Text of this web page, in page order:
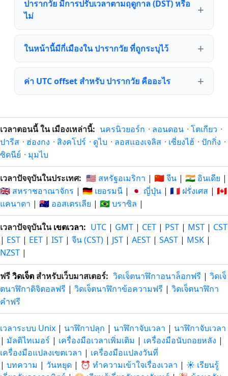
ปารากวัย มีการปรับเวลาตามฤดูกาล (DST) หรือ
ไม่
ในหน้านี้มีกี่เมืองใน ปารากวัย ที่ถูกระบุไว้
ค่า UTC offset สำหรับ ปารากวัย คืออะไร
เวลาตอนนี้ ใน เมืองเหล่านี้: นครนิวยอร์ก · ลอนดอน · โตเกียว ·
ปารีส · ฮ่องกง · สิงคโปร์ · ดูไบ · ลอสแองเจลิส · เซี่ยงไฮ้ · ปักกิ่ง ·
ซิดนีย์ · มุมไบ
เวลาปัจจุบันในประเทศ: 🇺🇸 สหรัฐอเมริกา | 🇨🇳 จีน | 🇮🇳 อินเดีย |
🇬🇧 สหราชอาณาจักร | 🇩🇪 เยอรมนี | 🇯🇵 ญี่ปุ่น | 🇫🇷 ฝรั่งเศส | 🇨🇦
แคนาดา | 🇦🇺 ออสเตรเลีย | 🇧🇷 บราซิล |
เวลาปัจจุบันในเขตเวลา: UTC | GMT | CET | PST | MST | CST
| EST | EET | IST | จีน (CST) | JST | AEST | SAST | MSK |
NZST |
ฟรีวิดเจ็ต สำหรับเว็บมาสเตอร์: วิดเจ็ตนาฬิกาอนาล็อกฟรี | วิดเจ็
ตนาฬิกาดิจิตอลฟรี | วิดเจ็ตนาฬิกาข้อความฟรี | วิดเจ็ตนาฬิกา
คำฟรี
เวลาระบบ Unix | นาฬิกาปลุก | นาฬิกาจับเวลา | นาฬิกาจับเวลา
| มัลติไทเมอร์ | เครื่องมือเวลาเพิ่มเติม | เครื่องมือนับถอยหลัง |
เครื่องมือแปลงเขตเวลา | เครื่องมือแปลงวันที่
| บทความ | วันหยุด | ⏰ ทำความเข้าใจเรื่องเวลา | ☀️ เรียนรู้